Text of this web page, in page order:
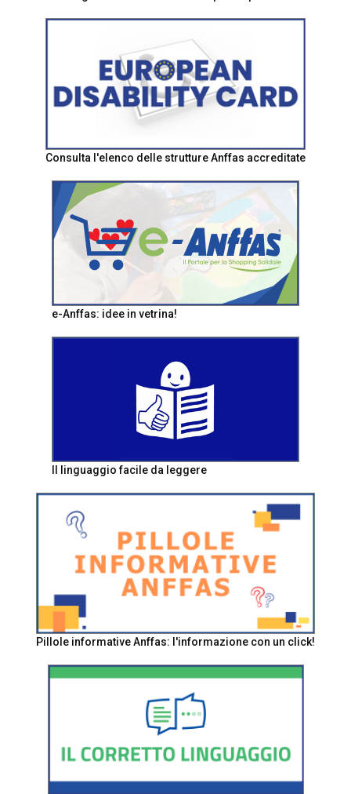
Consulta l'elenco delle strutture Anffas accreditate
e-Anffas: idee in vetrina!
Il linguaggio facile da leggere
Pillole informative Anffas: l'informazione con un click!